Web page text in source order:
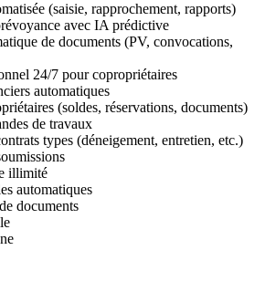
(saisie, rapprochement, rapports)
avec IA prédictive
de documents (PV, convocations,
24/7 pour copropriétaires
automatiques
(soldes, réservations, documents)
de travaux
types (déneigement, entretien, etc.)
illimité
automatiques
documents